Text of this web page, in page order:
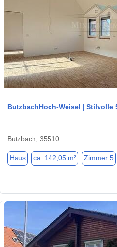
ButzbachHoch-Weisel | Stilvolle
Butzbach, 35510
Haus ca. 142,05 m² Zimmer 5